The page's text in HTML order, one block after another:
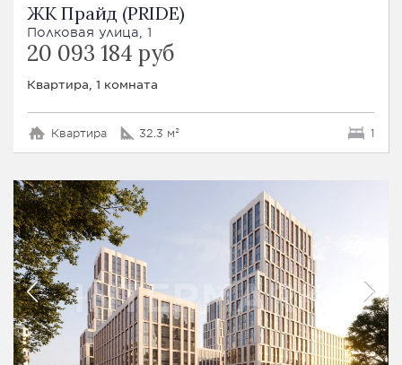
ЖК Прайд (PRIDE)
Полковая улица, 1
20 093 184 руб
Квартира, 1 комната
Квартира 32.3 м² 1